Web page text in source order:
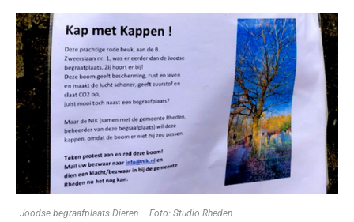
Joodse begraafplaats Dieren – Foto: Studio Rheden